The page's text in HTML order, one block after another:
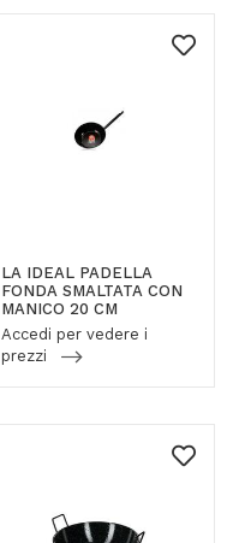
LA IDEAL PADELLA
FONDA SMALTATA CON
MANICO 20 CM
Accedi per vedere i
prezzi